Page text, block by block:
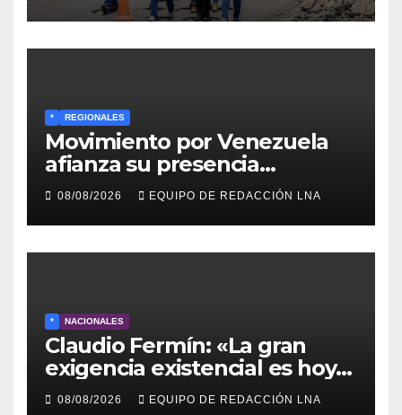
* REGIONALES
Movimiento por Venezuela
afianza su presencia
comunitaria en La Ponderosa
y otras comunidades de
Anzoátegui
08/08/2026 EQUIPO DE REDACCIÓN LNA
* NACIONALES
Claudio Fermín: «La gran
exigencia existencial es hoy
la defensa de la soberanía»
08/08/2026 EQUIPO DE REDACCIÓN LNA